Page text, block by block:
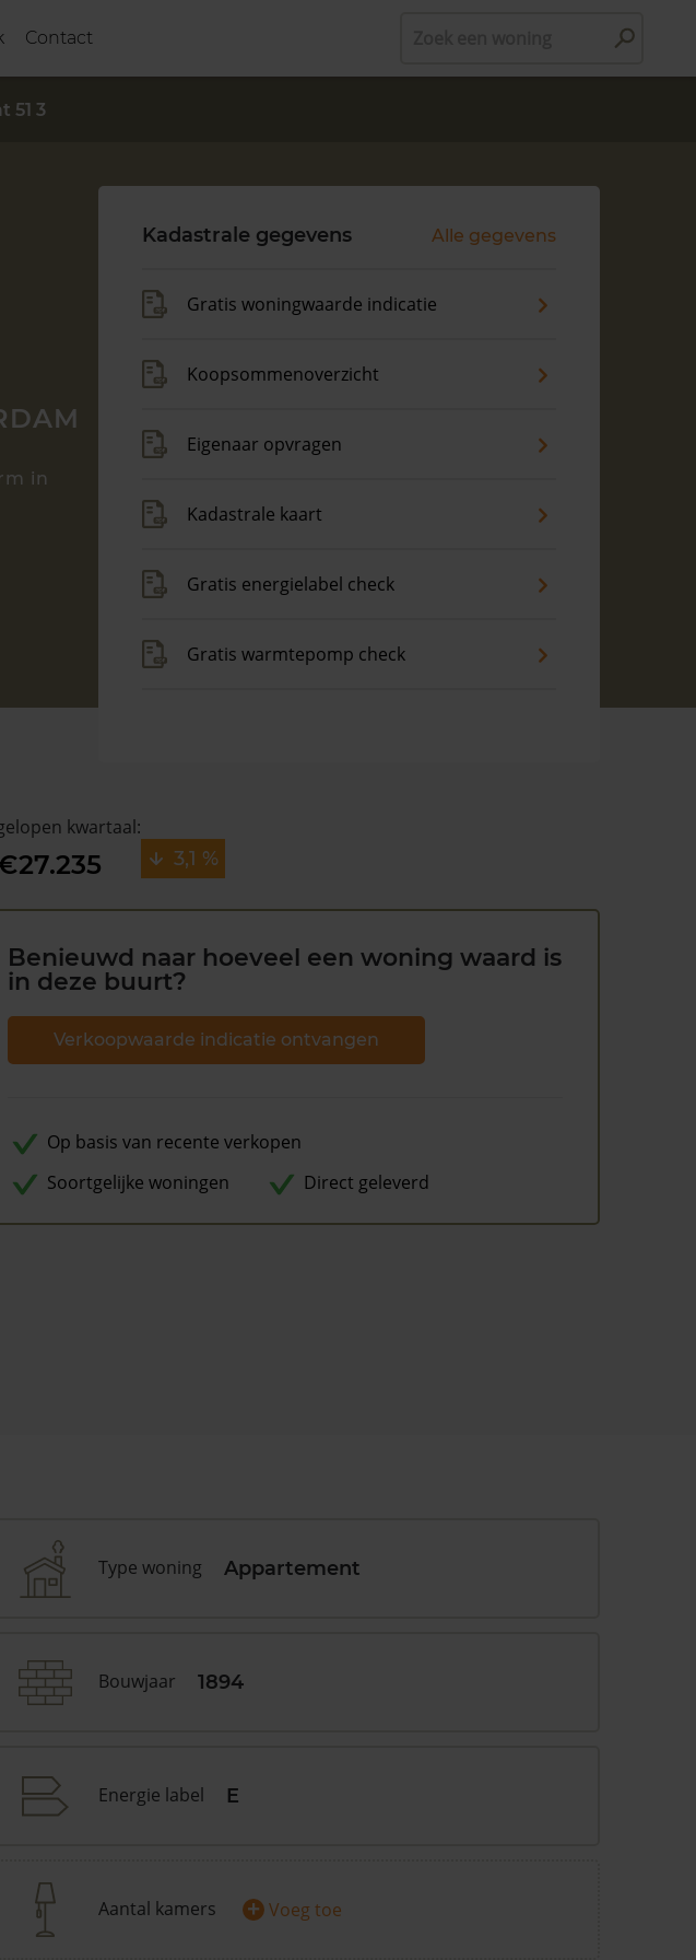
Contact
51 3
in
Kadastrale gegevens Alle gegevens
Gratis woningwaarde indicatie
Koopsommenoverzicht
Eigenaar opvragen
Kadastrale kaart
Gratis energielabel check
Gratis warmtepomp check
kwartaal:
3,1 %
Benieuwd naar hoeveel een woning waard is
in deze buurt?
Verkoopwaarde indicatie ontvangen
Op basis van recente verkopen
Soortgelijke woningen
Direct geleverd
Type woning Appartement
Bouwjaar 1894
Energie label E
Aantal kamers + Voeg toe